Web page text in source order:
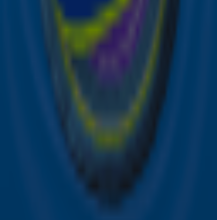
samenwerking met onze partners organiseren. Je kunt je
op ieder moment afmelden. Zie voor meer informatie de
Online radio luisteren naar Sky Radio